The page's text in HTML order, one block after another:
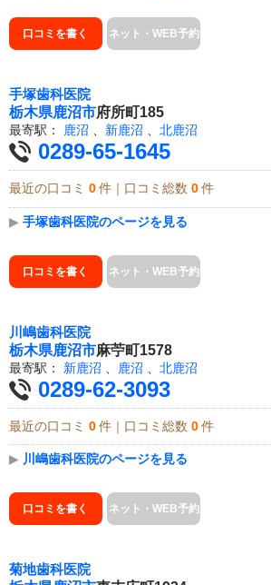
口コミを書く ネット・WEB予約
手塚歯科医院
栃木県鹿沼市府所町185
最寄駅： 鹿沼 新鹿沼 北鹿沼
0289-65-1645
最近の口コミ 0 件｜口コミ総数 0 件
▶ 手塚歯科医院のページを見る
口コミを書く ネット・WEB予約
川嶋歯科医院
栃木県鹿沼市麻苧町1578
最寄駅： 新鹿沼 鹿沼 北鹿沼
0289-62-3093
最近の口コミ 0 件｜口コミ総数 0 件
▶ 川嶋歯科医院のページを見る
口コミを書く ネット・WEB予約
菊地歯科医院